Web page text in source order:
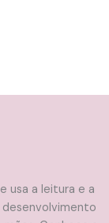
usa a leitura e a